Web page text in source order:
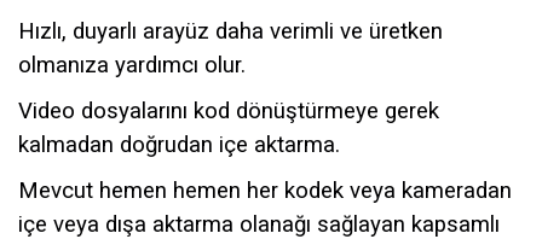
Hızlı, duyarlı arayüz daha verimli ve üretken
olmanıza yardımcı olur.
Video dosyalarını kod dönüştürmeye gerek
kalmadan doğrudan içe aktarma.
Mevcut hemen hemen her kodek veya kameradan
içe veya dışa aktarma olanağı sağlayan kapsamlı